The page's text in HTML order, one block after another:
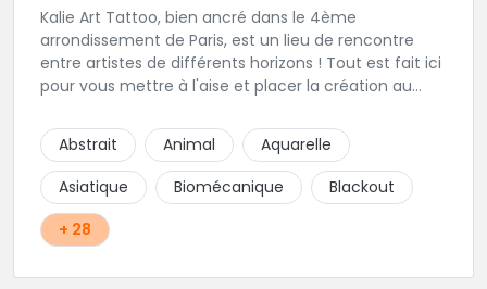
Kalie Art Tattoo, bien ancré dans le 4ème
arrondissement de Paris, est un lieu de rencontre
entre artistes de différents horizons ! Tout est fait ici
pour vous mettre à l'aise et placer la création au
Abstrait
Animal
Aquarelle
Asiatique
Biomécanique
Blackout
+ 28